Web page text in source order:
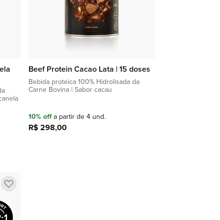
Beef Protein Cacao Lata | 15 doses
Bebida proteica 100% Hidrolisada da
Carne Bovina | Sabor cacau
10% offa partir de 4 und.
R$ 298,00
Adicionar
lista